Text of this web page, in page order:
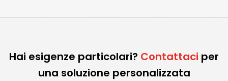
Hai esigenze particolari? Contattaci per
una soluzione personalizzata